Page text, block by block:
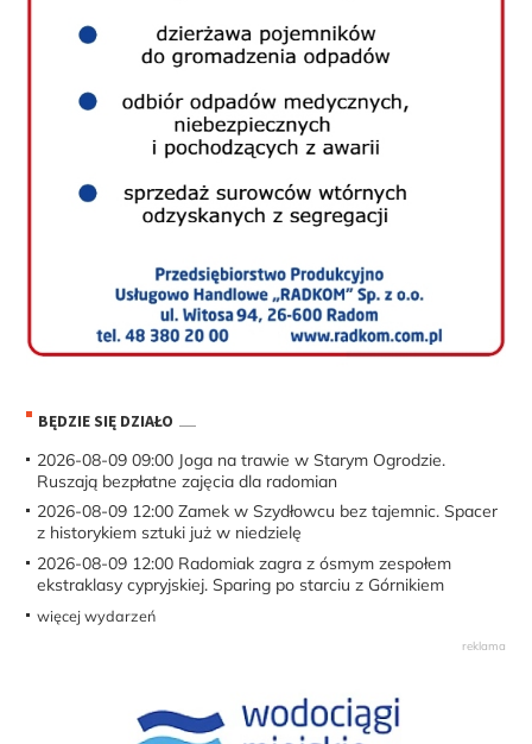
BĘDZIE SIĘ DZIAŁO
2026-08-09 09:00 Joga na trawie w Starym Ogrodzie.
Ruszają bezpłatne zajęcia dla radomian
2026-08-09 12:00 Zamek w Szydłowcu bez tajemnic. Spacer
z historykiem sztuki już w niedzielę
2026-08-09 12:00 Radomiak zagra z ósmym zespołem
ekstraklasy cypryjskiej. Sparing po starciu z Górnikiem
więcej wydarzeń